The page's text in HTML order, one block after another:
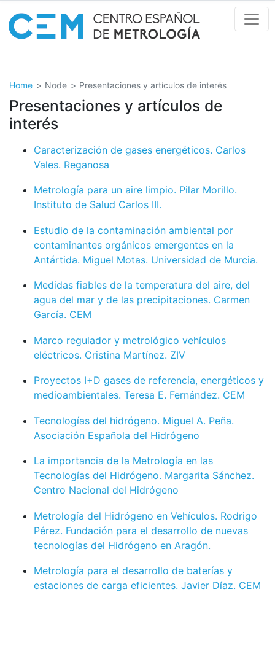
to
main
Home Node Presentaciones y artículos de interés
Presentaciones y artículos de
interés
Caracterización de gases energéticos. Carlos
Vales. Reganosa
Metrología para un aire limpio. Pilar Morillo.
Instituto de Salud Carlos III.
Estudio de la contaminación ambiental por
contaminantes orgánicos emergentes en la
Antártida. Miguel Motas. Universidad de Murcia.
Medidas fiables de la temperatura del aire, del
agua del mar y de las precipitaciones. Carmen
García. CEM
Marco regulador y metrológico vehículos
eléctricos. Cristina Martínez. ZIV
Proyectos I+D gases de referencia, energéticos y
medioambientales. Teresa E. Fernández. CEM
Tecnologías del hidrógeno. Miguel A. Peña.
Asociación Española del Hidrógeno
La importancia de la Metrología en las
Tecnologías del Hidrógeno. Margarita Sánchez.
Centro Nacional del Hidrógeno
Metrología del Hidrógeno en Vehículos. Rodrigo
Pérez. Fundación para el desarrollo de nuevas
tecnologías del Hidrógeno en Aragón.
Metrología para el desarrollo de baterías y
estaciones de carga eficientes. Javier Díaz. CEM